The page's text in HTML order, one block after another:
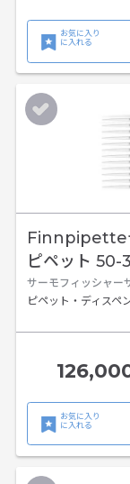
お気に入り
に入れる
Finnpipette
ピペット 50-
サーモフィッシャー
ピペット・ディスペ
お気に入り
に入れる